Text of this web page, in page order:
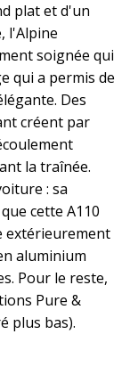
plat et d'un
l'Alpine
soignée qui
qui a permis de
Des
créent par
la traînée.
: sa
cette A110
extérieurement
aluminium
Pour le reste,
Pure &
plus bas).